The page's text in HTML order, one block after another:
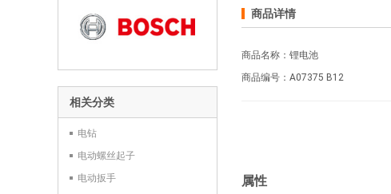
相关分类
电钻
电动螺丝起子
电动扳手
商品详情
商品名称：锂电池
商品编号：A07375 B12
属性